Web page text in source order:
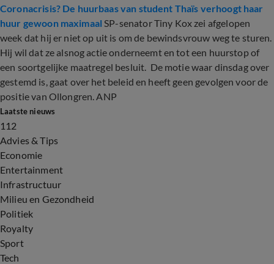
Coronacrisis? De huurbaas van student Thaïs verhoogt haar
huur gewoon maximaal SP-senator Tiny Kox zei afgelopen
week dat hij er niet op uit is om de bewindsvrouw weg te sturen.
Hij wil dat ze alsnog actie onderneemt en tot een huurstop of
een soortgelijke maatregel besluit. De motie waar dinsdag over
gestemd is, gaat over het beleid en heeft geen gevolgen voor de
positie van Ollongren. ANP
Laatste nieuws
112
Advies & Tips
Economie
Entertainment
Infrastructuur
Milieu en Gezondheid
Politiek
Royalty
Sport
Tech